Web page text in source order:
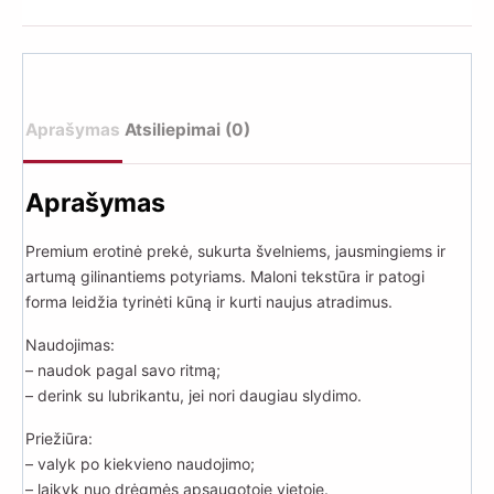
Aprašymas Atsiliepimai (0)
Aprašymas
Premium erotinė prekė, sukurta švelniems, jausmingiems ir
artumą gilinantiems potyriams. Maloni tekstūra ir patogi
forma leidžia tyrinėti kūną ir kurti naujus atradimus.
Naudojimas:
– naudok pagal savo ritmą;
– derink su lubrikantu, jei nori daugiau slydimo.
Priežiūra:
– valyk po kiekvieno naudojimo;
– laikyk nuo drėgmės apsaugotoje vietoje.